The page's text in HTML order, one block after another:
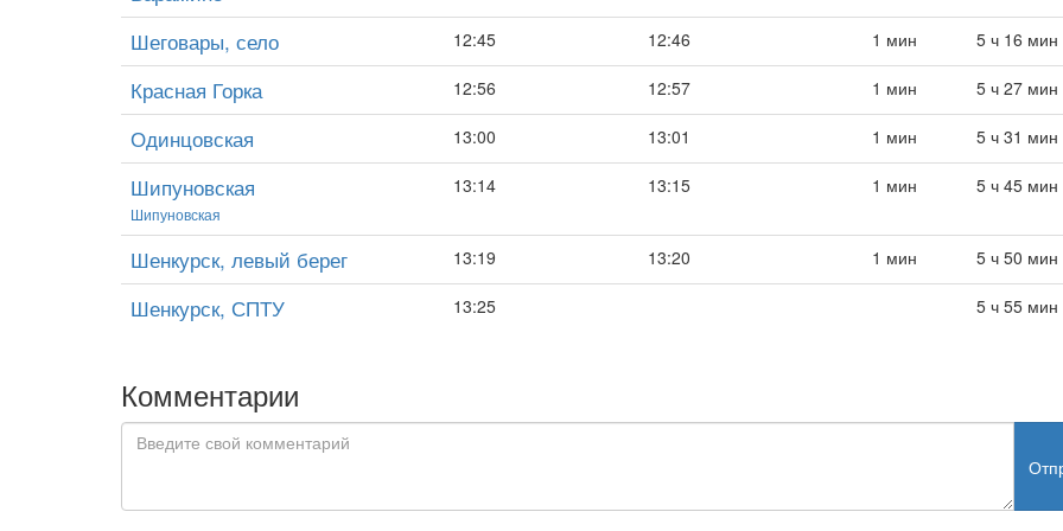
Шеговары, село 12:45 12:46 1 мин 5 ч 16 мин
Красная Горка 12:56 12:57 1 мин 5 ч 27 мин
Одинцовская 13:00 13:01 1 мин 5 ч 31 мин
Шипуновская
Шипуновская
13:14 13:15 1 мин 5 ч 45 мин
Шенкурск, левый берег 13:19 13:20 1 мин 5 ч 50 мин
Шенкурск, СПТУ 13:25 5 ч 55 мин
Комментарии